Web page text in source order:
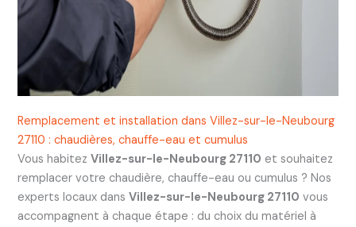
Remplacement et installation dans Villez-sur-le-Neubourg
27110 : chaudières, chauffe-eau et cumulus
Vous habitez Villez-sur-le-Neubourg 27110 et souhaitez
remplacer votre chaudière, chauffe-eau ou cumulus ? Nos
experts locaux dans Villez-sur-le-Neubourg 27110 vous
accompagnent à chaque étape : du choix du matériel à